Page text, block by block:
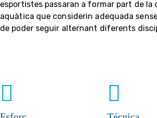
esportistes passaran a formar part de la
aquàtica que considerin adequada
de poder seguir alternant diferents